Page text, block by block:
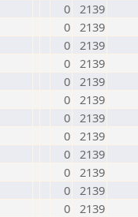
0 2139
0 2139
0 2139
0 2139
0 2139
0 2139
0 2139
0 2139
0 2139
0 2139
0 2139
0 2139